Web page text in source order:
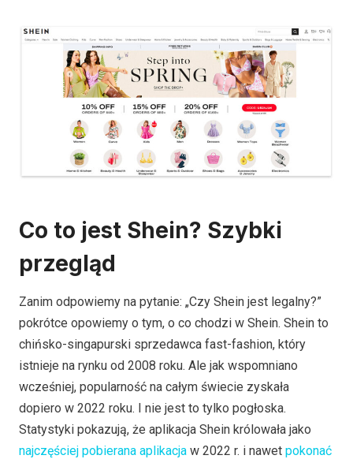
Co to jest Shein? Szybki
przegląd
Zanim odpowiemy na pytanie: „Czy Shein jest legalny?”
pokrótce opowiemy o tym, o co chodzi w Shein. Shein to
chińsko-singapurski sprzedawca fast-fashion, który
istnieje na rynku od 2008 roku. Ale jak wspomniano
wcześniej, popularność na całym świecie zyskała
dopiero w 2022 roku. I nie jest to tylko pogłoska.
Statystyki pokazują, że aplikacja Shein królowała jako
najczęściej pobierana aplikacja w 2022 r. i nawet pokonać